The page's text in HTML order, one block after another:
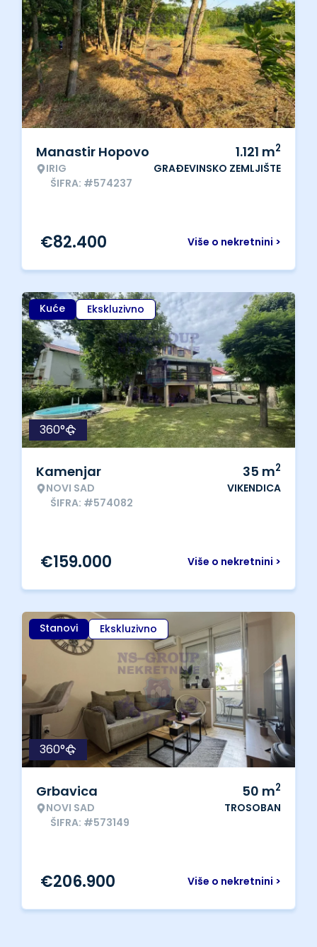
Manastir Hopovo
IRIG
ŠIFRA: #574237
1.121 m2
GRAĐEVINSKO ZEMLJIŠTE
Više o nekretnini >
€82.400
Kuće Ekskluzivno
360°
Kamenjar
NOVI SAD
ŠIFRA: #574082
35 m2
VIKENDICA
Više o nekretnini >
€159.000
Stanovi Ekskluzivno
360°
Grbavica
NOVI SAD
ŠIFRA: #573149
50 m2
TROSOBAN
Više o nekretnini >
€206.900